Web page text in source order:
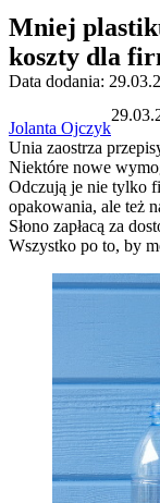
Mniej
koszty dla
Data dodania:
Jolanta Ojczyk
Unia zaostrza
Niektóre nowe
Odczują je nie tylko
opakowania, ale też
Słono zapłacą za
Wszystko po to, by